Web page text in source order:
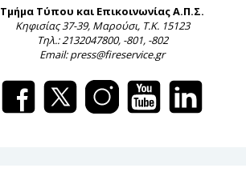
Τμήμα Τύπου και Επικοινωνίας Α.Π.Σ.
Κηφισίας 37-39, Μαρούσι, Τ.Κ. 15123
Τηλ.: 2132047800, -801, -802
Email: press@fireservice.gr